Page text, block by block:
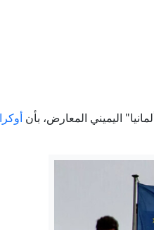
تجنيد أوكرانيا مرتزقة من
الهاتف المُصادر والأسئلة
اليميني المعارض، بأن